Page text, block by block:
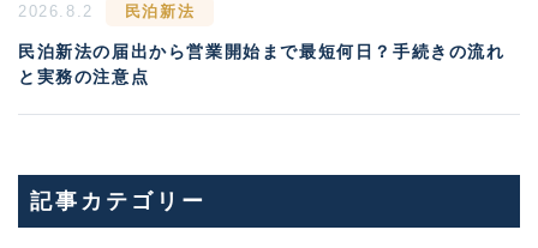
2026.8.2 民泊新法
民泊新法の届出から営業開始まで最短何日？手続きの流れ
と実務の注意点
記事カテゴリー